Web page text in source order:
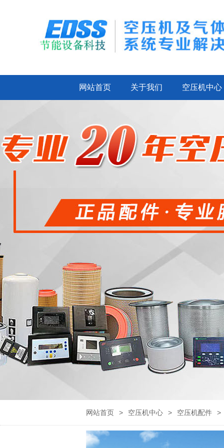
网站首页 关于我们 空压机中心
网站首页 > 空压机中心 > 空压机配件 >